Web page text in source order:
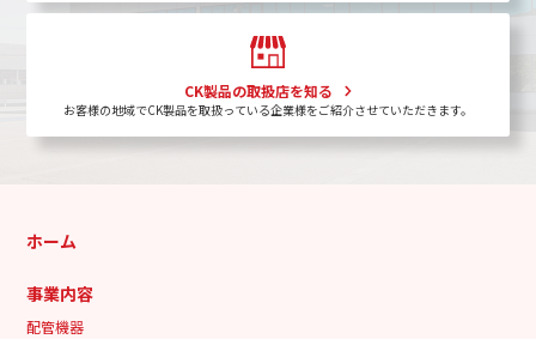
CK製品の取扱店を知る
お客様の地域でCK製品を取扱っている企業様をご紹介させていただきます。
ホーム
事業内容
配管機器